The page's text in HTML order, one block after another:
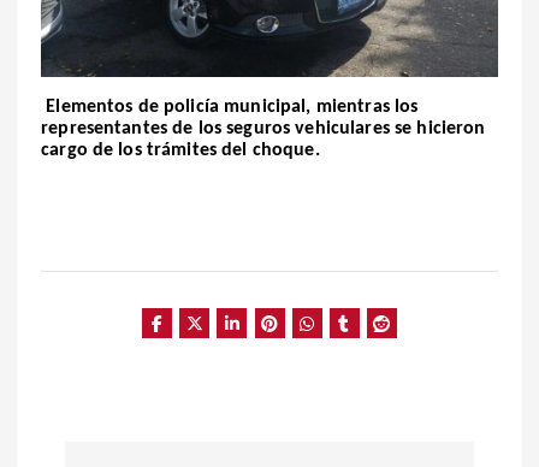
Elementos de policía municipal, mientras los
representantes de los seguros vehiculares se hicieron
cargo de los trámites del choque.